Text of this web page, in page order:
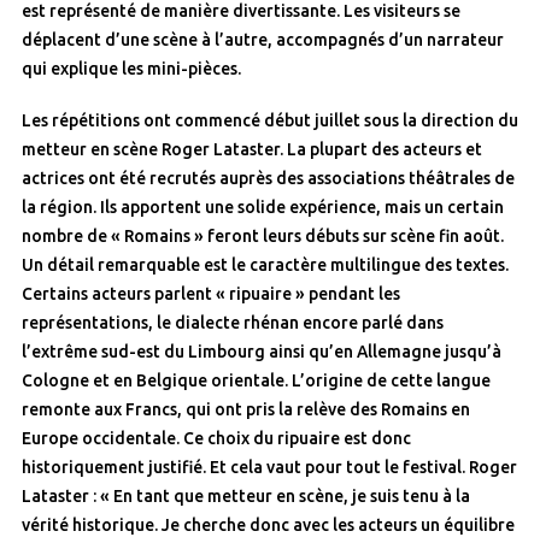
est représenté de manière divertissante. Les visiteurs se
déplacent d’une scène à l’autre, accompagnés d’un narrateur
qui explique les mini-pièces.
Les répétitions ont commencé début juillet sous la direction du
metteur en scène Roger Lataster. La plupart des acteurs et
actrices ont été recrutés auprès des associations théâtrales de
la région. Ils apportent une solide expérience, mais un certain
nombre de « Romains » feront leurs débuts sur scène fin août.
Un détail remarquable est le caractère multilingue des textes.
Certains acteurs parlent « ripuaire » pendant les
représentations, le dialecte rhénan encore parlé dans
l’extrême sud-est du Limbourg ainsi qu’en Allemagne jusqu’à
Cologne et en Belgique orientale. L’origine de cette langue
remonte aux Francs, qui ont pris la relève des Romains en
Europe occidentale. Ce choix du ripuaire est donc
historiquement justifié. Et cela vaut pour tout le festival. Roger
Lataster : « En tant que metteur en scène, je suis tenu à la
vérité historique. Je cherche donc avec les acteurs un équilibre